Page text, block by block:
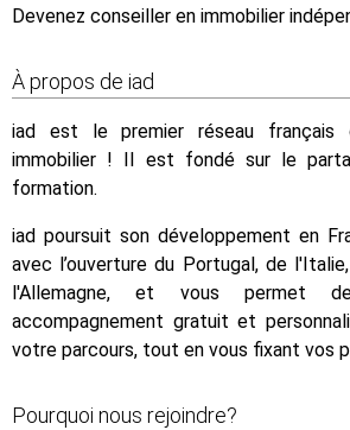
Devenez conseiller en immobilier
À propos de iad
iad est le premier réseau français
immobilier ! Il est fondé sur le
formation.
iad poursuit son développement en
avec l’ouverture du Portugal, de
l'Allemagne, et vous permet
accompagnement gratuit et
votre parcours, tout en vous fixant vos
Pourquoi nous rejoindre?